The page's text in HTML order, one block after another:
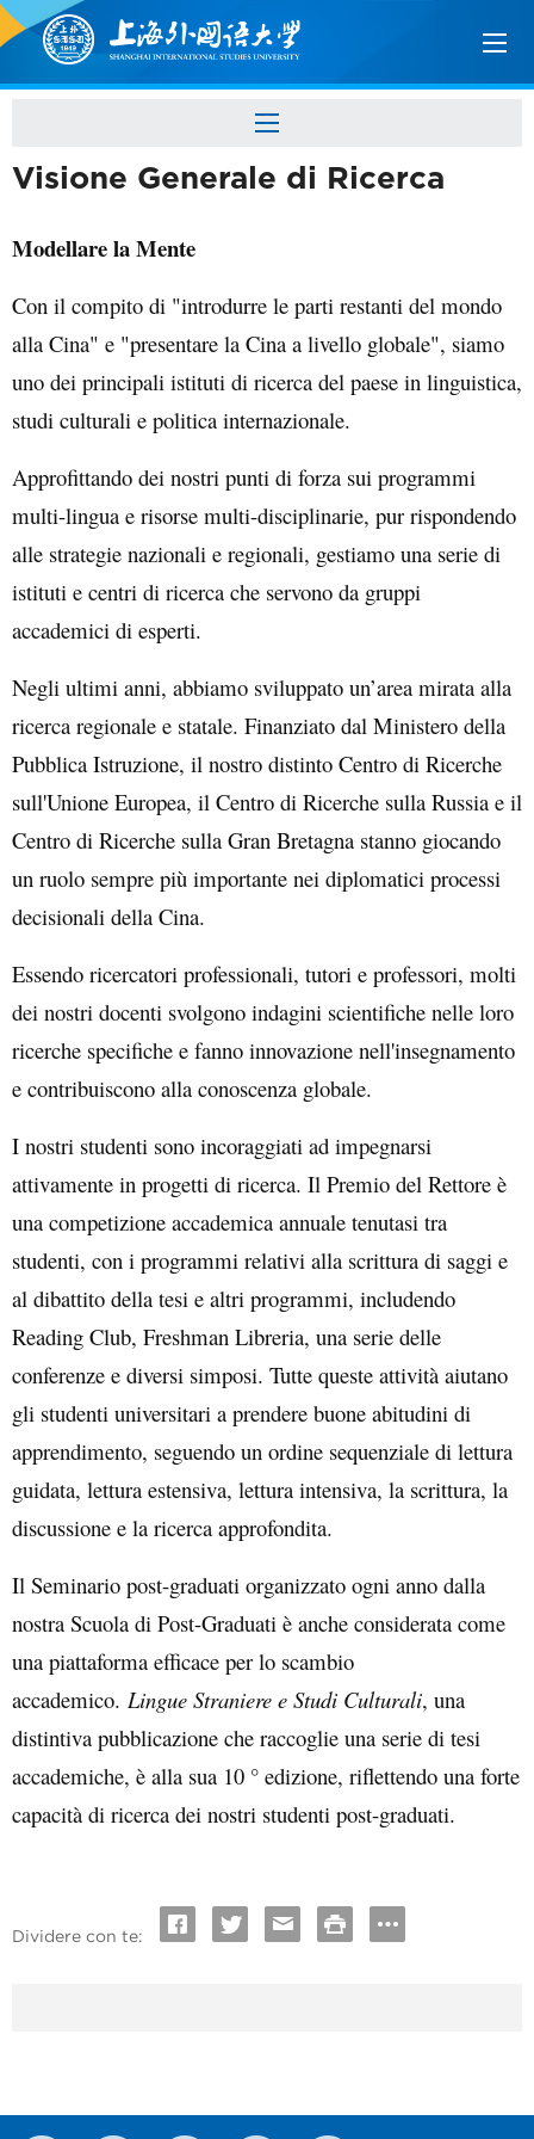
Visione Generale di Ricerca
Modellare la Mente
Con il compito di "introdurre le parti restanti del mondo
alla Cina" e "presentare la Cina a livello globale", siamo
uno dei principali istituti di ricerca del paese in linguistica,
studi culturali e politica internazionale.
Approfittando dei nostri punti di forza sui programmi
multi-lingua e risorse multi-disciplinarie, pur rispondendo
alle strategie nazionali e regionali, gestiamo una serie di
istituti e centri di ricerca che servono da gruppi
accademici di esperti.
Negli ultimi anni, abbiamo sviluppato un’area mirata alla
ricerca regionale e statale. Finanziato dal Ministero della
Pubblica Istruzione, il nostro distinto Centro di Ricerche
sull'Unione Europea, il Centro di Ricerche sulla Russia e il
Centro di Ricerche sulla Gran Bretagna stanno giocando
un ruolo sempre più importante nei diplomatici processi
decisionali della Cina.
Essendo ricercatori professionali, tutori e professori, molti
dei nostri docenti svolgono indagini scientifiche nelle loro
ricerche specifiche e fanno innovazione nell'insegnamento
e contribuiscono alla conoscenza globale.
I nostri studenti sono incoraggiati ad impegnarsi
attivamente in progetti di ricerca. Il Premio del Rettore è
una competizione accademica annuale tenutasi tra
studenti, con i programmi relativi alla scrittura di saggi e
al dibattito della tesi e altri programmi, includendo
Reading Club, Freshman Libreria, una serie delle
conferenze e diversi simposi. Tutte queste attività aiutano
gli studenti universitari a prendere buone abitudini di
apprendimento, seguendo un ordine sequenziale di lettura
guidata, lettura estensiva, lettura intensiva, la scrittura, la
discussione e la ricerca approfondita.
Il Seminario post-graduati organizzato ogni anno dalla
nostra Scuola di Post-Graduati è anche considerata come
una piattaforma efficace per lo scambio
accademico. Lingue Straniere e Studi Culturali, una
distintiva pubblicazione che raccoglie una serie di tesi
accademiche, è alla sua 10 ° edizione, riflettendo una forte
capacità di ricerca dei nostri studenti post-graduati.
Dividere con te: